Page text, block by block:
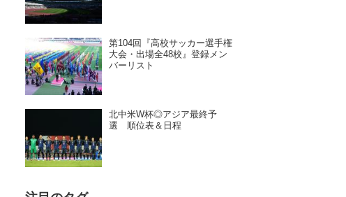
第104回『高校サッカー選手権
大会・出場全48校』登録メン
バーリスト
北中米W杯◎アジア最終予
選 順位表＆日程